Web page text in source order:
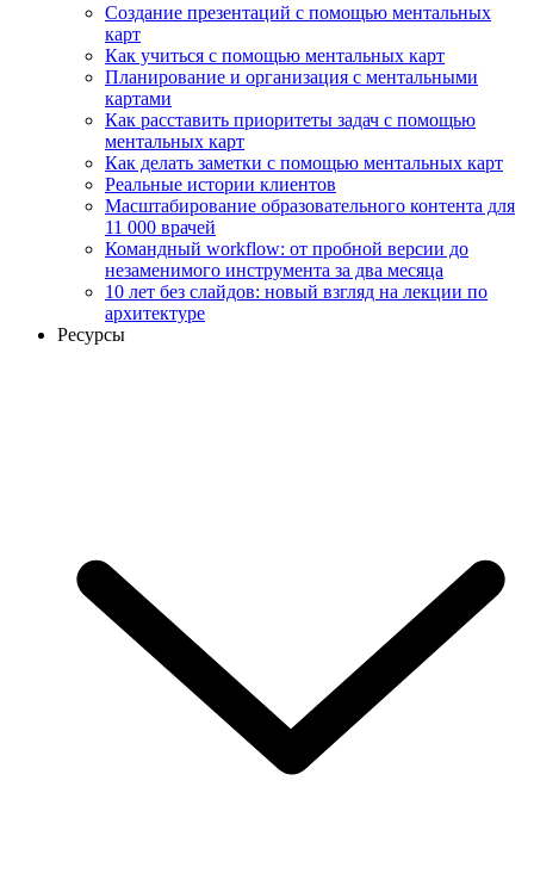
Создание презентаций с помощью ментальных
карт
Как учиться с помощью ментальных карт
Планирование и организация с ментальными
картами
Как расставить приоритеты задач с помощью
ментальных карт
Как делать заметки с помощью ментальных карт
Реальные истории клиентов
Масштабирование образовательного контента для
11 000 врачей
Командный workflow: от пробной версии до
незаменимого инструмента за два месяца
10 лет без слайдов: новый взгляд на лекции по
архитектуре
Ресурсы